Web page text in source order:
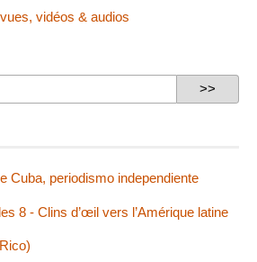
vidéos & audios
Cuba, periodismo independiente
8 - Clins d’œil vers l’Amérique latine